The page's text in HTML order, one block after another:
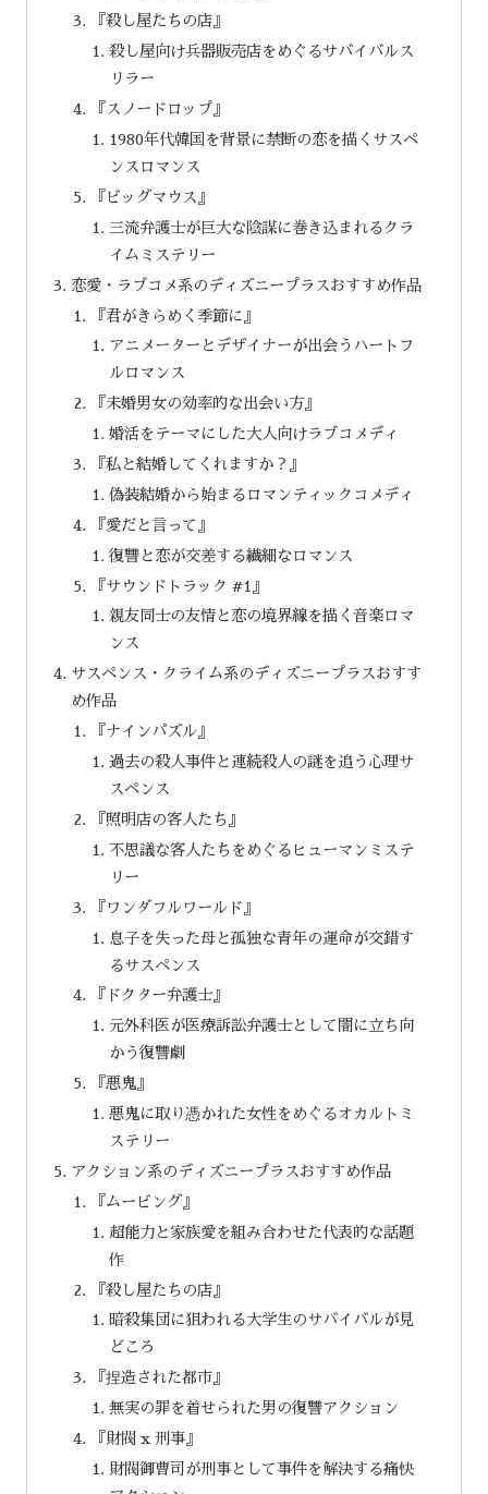
『殺し屋たちの店』
殺し屋向け兵器販売店をめぐるサバイバルス
リラー
『スノードロップ』
1980年代韓国を背景に禁断の恋を描くサスペ
ンスロマンス
『ビッグマウス』
三流弁護士が巨大な陰謀に巻き込まれるクラ
イムミステリー
恋愛・ラブコメ系のディズニープラスおすすめ作品
『君がきらめく季節に』
アニメーターとデザイナーが出会うハートフ
ルロマンス
『未婚男女の効率的な出会い方』
婚活をテーマにした大人向けラブコメディ
『私と結婚してくれますか？』
偽装結婚から始まるロマンティックコメディ
『愛だと言って』
復讐と恋が交差する繊細なロマンス
『サウンドトラック #1』
親友同士の友情と恋の境界線を描く音楽ロマ
ンス
サスペンス・クライム系のディズニープラスおすす
め作品
『ナインパズル』
過去の殺人事件と連続殺人の謎を追う心理サ
スペンス
『照明店の客人たち』
不思議な客人たちをめぐるヒューマンミステ
リー
『ワンダフルワールド』
息子を失った母と孤独な青年の運命が交錯す
るサスペンス
『ドクター弁護士』
元外科医が医療訴訟弁護士として闇に立ち向
かう復讐劇
『悪鬼』
悪鬼に取り憑かれた女性をめぐるオカルトミ
ステリー
アクション系のディズニープラスおすすめ作品
『ムービング』
超能力と家族愛を組み合わせた代表的な話題
作
『殺し屋たちの店』
暗殺集団に狙われる大学生のサバイバルが見
どころ
『捏造された都市』
無実の罪を着せられた男の復讐アクション
『財閥 x 刑事』
財閥御曹司が刑事として事件を解決する痛快